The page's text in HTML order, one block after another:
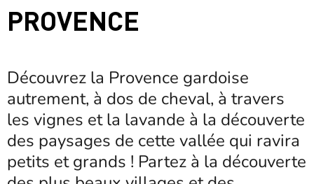
PROVENCE
Découvrez la Provence gardoise
autrement, à dos de cheval, à travers
les vignes et la lavande à la découverte
des paysages de cette vallée qui ravira
petits et grands ! Partez à la découverte